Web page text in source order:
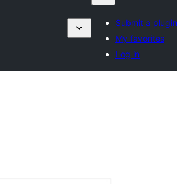
Submit a plugin
My favorites
Log in